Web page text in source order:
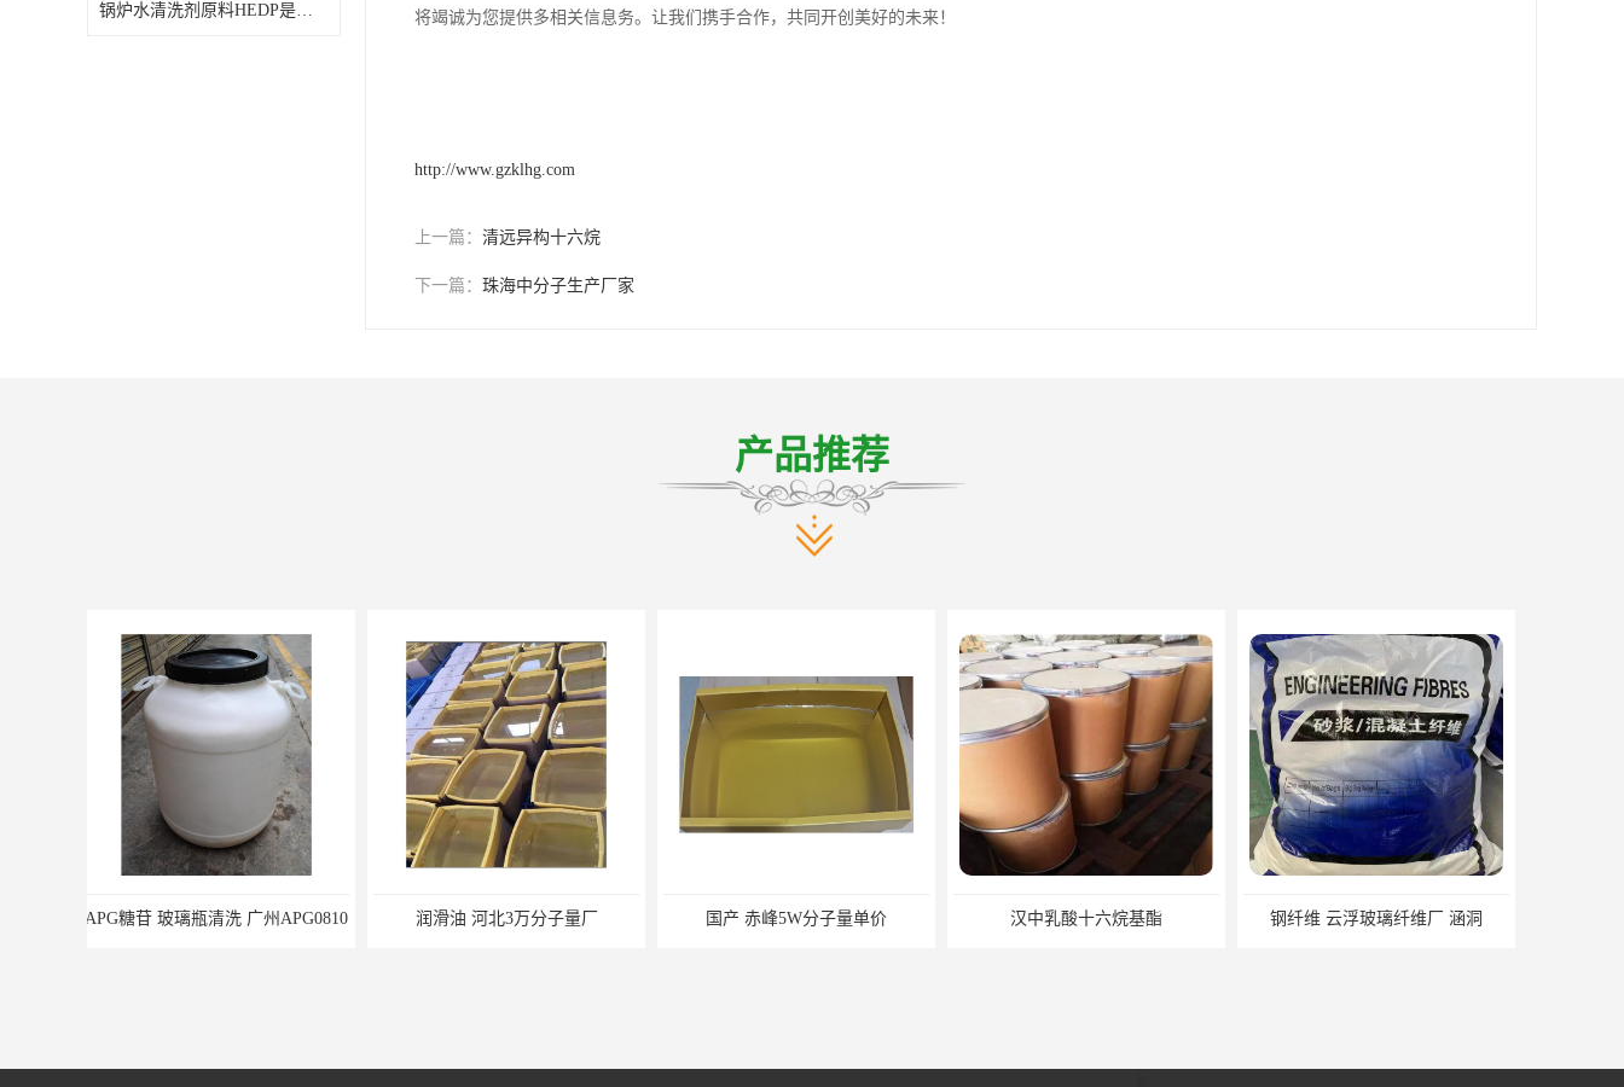
FMEE
锅炉水清洗剂原料HEDP是什么 将竭诚为您提供多相关信息务。让我们携手合作，共同开创美好的未来！
http://www.gzklhg.com
上一篇： 清远异构十六烷
下一篇： 珠海中分子生产厂家
产品推荐
润滑油 河北3万分子量厂 国产 赤峰5W分子量单价 汉中乳酸十六烷基酯 钢纤维 云浮玻璃纤维厂 涵洞 龙岩乳酸十六烷基酯